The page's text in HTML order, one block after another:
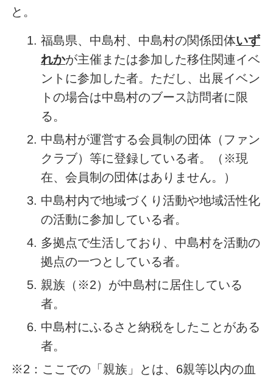
と。
福島県、中島村、中島村の関係団体いず
れかが主催または参加した移住関連イベ
ントに参加した者。ただし、出展イベン
トの場合は中島村のブース訪問者に限
る。
中島村が運営する会員制の団体（ファン
クラブ）等に登録している者。（ ※現
在、会員制の団体はありません。
）
中島村内で地域づくり活動や地域活性化
の活動に参加している者。
多拠点で生活しており、中島村を活動の
拠点の一つとしている者。
親族（※2）が中島村に居住している
者。
中島村にふるさと納税をしたことがある
者。
※2：ここでの「親族」とは、6親等以内の血